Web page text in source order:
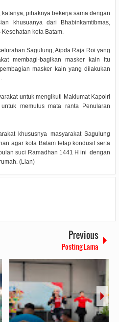
pihaknya bekerja sama dengan
khusuanya dari Bhabinkamtibmas,
kota Batam.
Sagulung, Aipda Raja Roi yang
membagi-bagikan masker kain itu
masker kain yang dilakukan
untuk mengikuti Maklumat Kapolri
memutus mata ranta Penularan
khususnya masyarakat Sagulung
agar kota Batam tetap kondusif serta
suci Ramadhan 1441 H ini dengan
(Lian)
Previous
Posting Lama